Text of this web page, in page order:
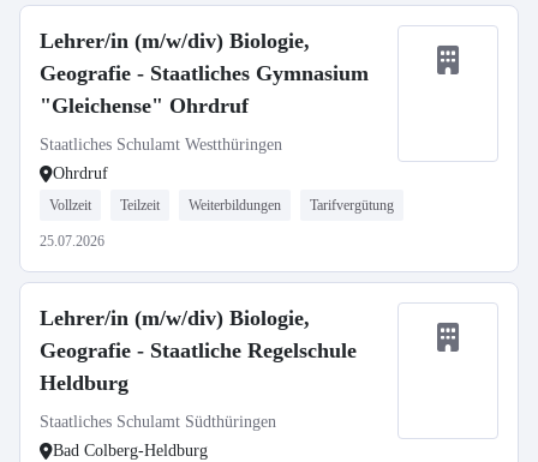
Lehrer/in (m/w/div) Biologie,
Geografie - Staatliches Gymnasium
"Gleichense" Ohrdruf
Staatliches Schulamt Westthüringen
Ohrdruf
Vollzeit Teilzeit Weiterbildungen Tarifvergütung
25.07.2026
Lehrer/in (m/w/div) Biologie,
Geografie - Staatliche Regelschule
Heldburg
Staatliches Schulamt Südthüringen
Bad Colberg-Heldburg